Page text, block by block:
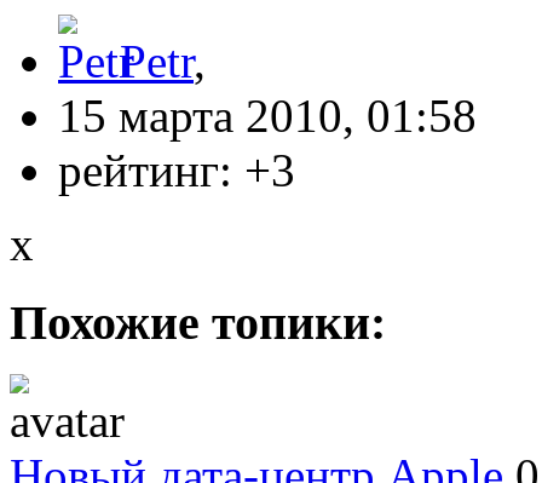
Petr,
15 марта 2010, 01:58
рейтинг: +3
x
Похожие топики: